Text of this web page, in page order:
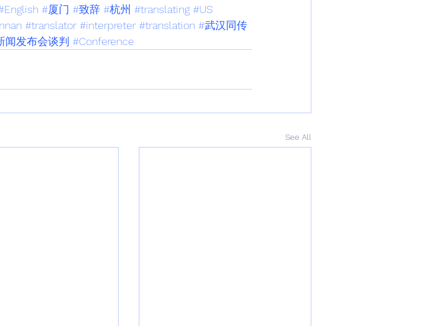
#厦门 #致辞 #杭州 #translating #US
#translator #interpreter #translation #武汉同传
闻发布会谈判 #Conference
See All